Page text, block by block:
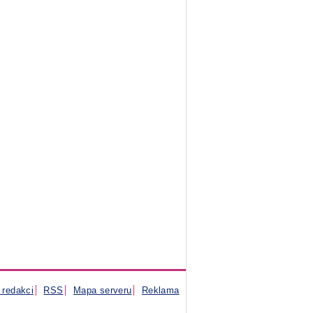
redakci RSS Mapa serveru Reklama